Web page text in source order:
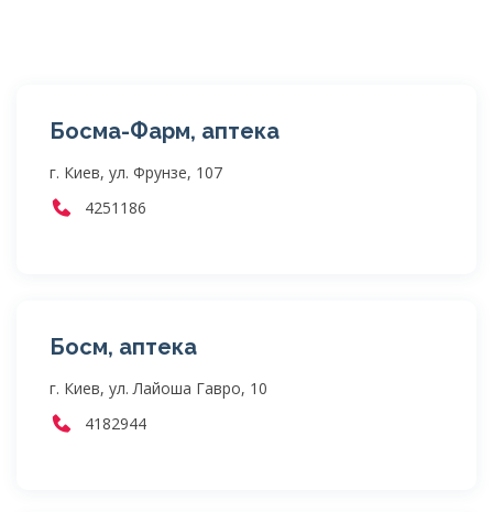
Босма-Фарм, аптека
г. Киев, ул. Фрунзе, 107
4251186
Босм, аптека
г. Киев, ул. Лайоша Гавро, 10
4182944